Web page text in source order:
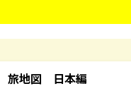
旅地図 日本編